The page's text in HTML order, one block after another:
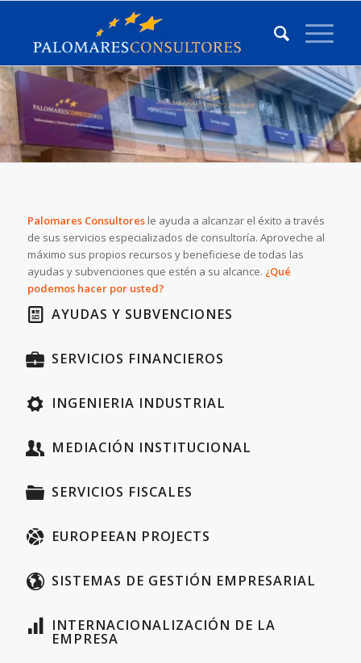
Palomares Consultoresle ayuda a alcanzar el éxito a través
de sus servicios especializados de consultoría. Aproveche al
máximo sus propios recursos y beneficiese de todas las
ayudas y subvenciones que estén a su alcance. ¿Qué
podemos hacer por usted?
AYUDAS Y SUBVENCIONES
SERVICIOS FINANCIEROS
INGENIERIA INDUSTRIAL
MEDIACIÓN INSTITUCIONAL
SERVICIOS FISCALES
EUROPEEAN PROJECTS
SISTEMAS DE GESTIÓN EMPRESARIAL
INTERNACIONALIZACIÓN DE LA
EMPRESA